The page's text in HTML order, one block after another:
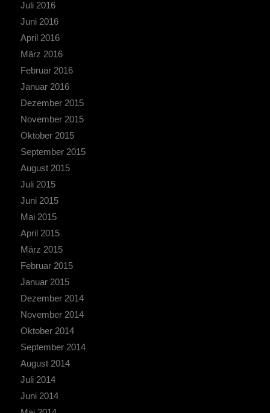
Juli 2016
Juni 2016
April 2016
März 2016
Februar 2016
Januar 2016
Dezember 2015
November 2015
Oktober 2015
September 2015
August 2015
Juli 2015
Juni 2015
Mai 2015
April 2015
März 2015
Februar 2015
Januar 2015
Dezember 2014
November 2014
Oktober 2014
September 2014
August 2014
Juli 2014
Juni 2014